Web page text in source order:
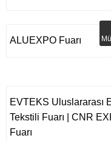
ALUEXPO Fuarı
EVTEKS Uluslararası
Tekstili Fuarı | CNR
Fuarı